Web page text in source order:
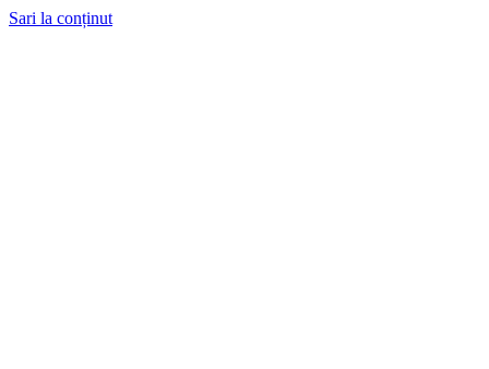
Sari la conținut